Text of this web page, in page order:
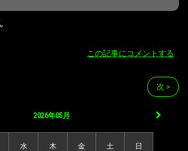
この記事にコメントする
次 >
2026年05月
水 木 金 土 日